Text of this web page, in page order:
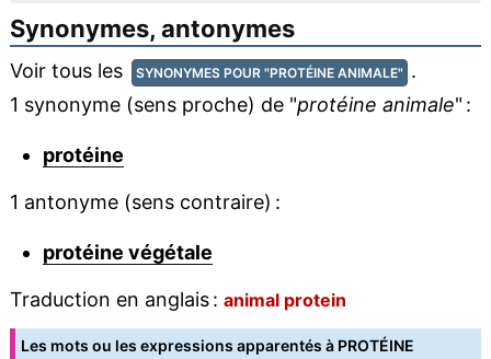
Synonymes, antonymes
Voir tous les SYNONYMES POUR "PROTÉINE ANIMALE" .
1 synonyme (sens proche) de "protéine animale" :
protéine
1 antonyme (sens contraire) :
protéine végétale
Traduction en anglais : animal protein
Les mots ou les expressions apparentés à PROTÉINE